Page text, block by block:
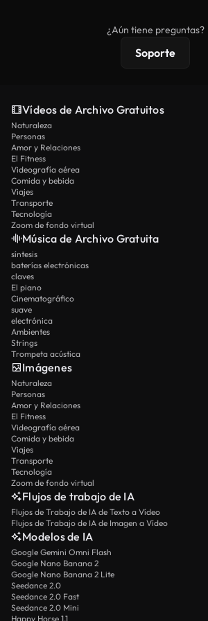
protecciones de licencia extendidas.
¿Aún tiene preguntas?
Soporte
Vídeos de Archivo Gratuitos
Naturaleza
Personas
Amor y Relaciones
El Fitness
Videografía aérea
Comida y bebida
Viajes
Transporte
Tecnología
Zoom de fondo virtual
Música de Archivo Gratuita
síntesis
baterías electrónicas
claves
El piano
Cinematográfico
suave
electrónica
Ambientes
Strings
Trompeta acústica
Imágenes
Naturaleza
Personas
Amor y Relaciones
El Fitness
Videografía aérea
Comida y bebida
Viajes
Transporte
Tecnología
Zoom de fondo virtual
Flujos de trabajo de IA
Flujos de Trabajo de IA de Texto a Vídeo
Flujos de Trabajo de IA de Imagen a Vídeo
Modelos de IA
Google Gemini Omni Flash
Google Nano Banana 2
Google Nano Banana 2 Lite
Seedance 2.0
Seedance 2.0 Fast
Seedance 2.0 Mini
Happy Horse 1.1